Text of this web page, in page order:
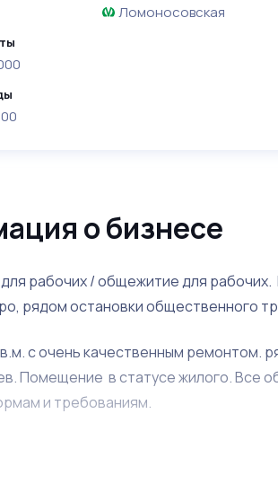
Ломоносовская
о бизнесе
рабочих / общежитие для
рядом остановки общественного
с очень качественным ремонтом.
Помещение в статусе жилого. Все
и требованиям.
для получения дополнительной